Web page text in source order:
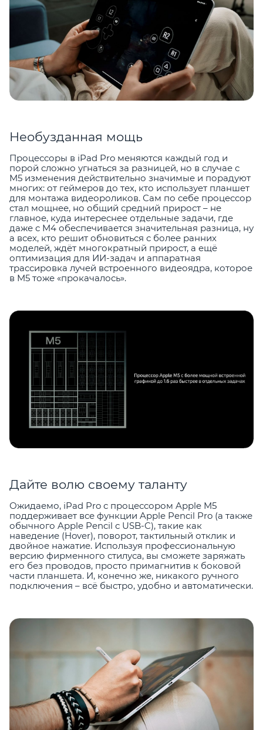
Необузданная мощь
Процессоры в iPad Pro меняются каждый год и
порой сложно угнаться за разницей, но в случае с
M5 изменения действительно значимые и порадуют
многих: от геймеров до тех, кто использует планшет
для монтажа видеороликов. Сам по себе процессор
стал мощнее, но общий средний прирост – не
главное, куда интереснее отдельные задачи, где
даже с M4 обеспечивается значительная разница, ну
а всех, кто решит обновиться с более ранних
моделей, ждёт многократный прирост, а ещё
оптимизация для ИИ-задач и аппаратная
трассировка лучей встроенного видеоядра, которое
в M5 тоже «прокачалось».
Дайте волю своему таланту
Ожидаемо, iPad Pro с процессором Apple M5
поддерживает все функции Apple Pencil Pro (а также
обычного Apple Pencil с USB-C), такие как
наведение (Hover), поворот, тактильный отклик и
двойное нажатие. Используя профессиональную
версию фирменного стилуса, вы сможете заряжать
его без проводов, просто примагнитив к боковой
части планшета. И, конечно же, никакого ручного
подключения – всё быстро, удобно и автоматически.